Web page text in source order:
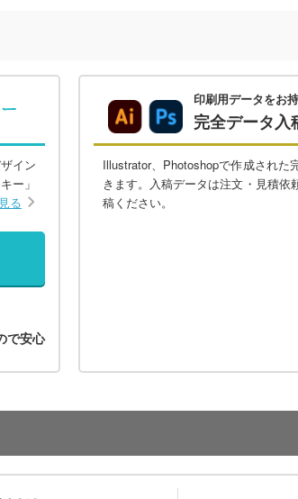
イン
ー」
る
で安心
印刷用データをお
完全データ入
Illustrator、Photoshopで作成された
きます。入稿データは注文・見積依
稿ください。